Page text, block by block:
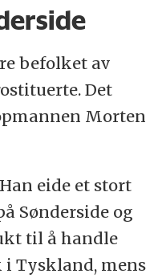
befolket av
Det
Morten
eide et stort
Sønderside og
til å handle
i Tyskland, mens